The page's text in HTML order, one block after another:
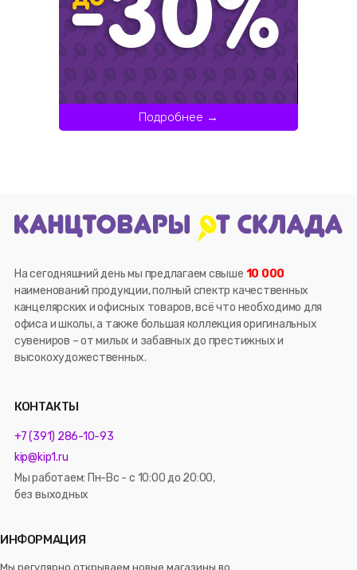
Подробнее →
На сегодняшний день мы предлагаем свыше 10 000
наименований продукции, полный спектр качественных
канцелярских и офисных товаров, всё что необходимо для
офиса и школы, а также большая коллекция оригинальных
сувениров – от милых и забавных до престижных и
высокохудожественных.
КОНТАКТЫ
+7 (391) 286-10-93
kip@kip1.ru
Мы работаем: Пн-Вс - с 10:00 до 20:00,
без выходных
ИНФОРМАЦИЯ
Мы регулярно открываем новые магазины во